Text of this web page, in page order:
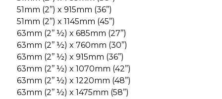
51mm (2’’) x 915mm (36’’)
51mm (2’’) x 1145mm (45’’)
63mm (2’’ ½) x 685mm (27’’)
63mm (2’’ ½) x 760mm (30’’)
63mm (2’’ ½) x 915mm (36’’)
63mm (2’’ ½) x 1070mm (42’’)
63mm (2’’ ½) x 1220mm (48’’)
63mm (2’’ ½) x 1475mm (58’’)